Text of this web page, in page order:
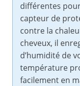
différentes
capteur de
contre la
cheveux, il
d’humidité de
température
facilement en